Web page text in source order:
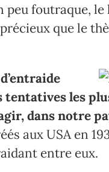
peu foutraque,
que le
les
dans notre
aux USA en
entre eux.